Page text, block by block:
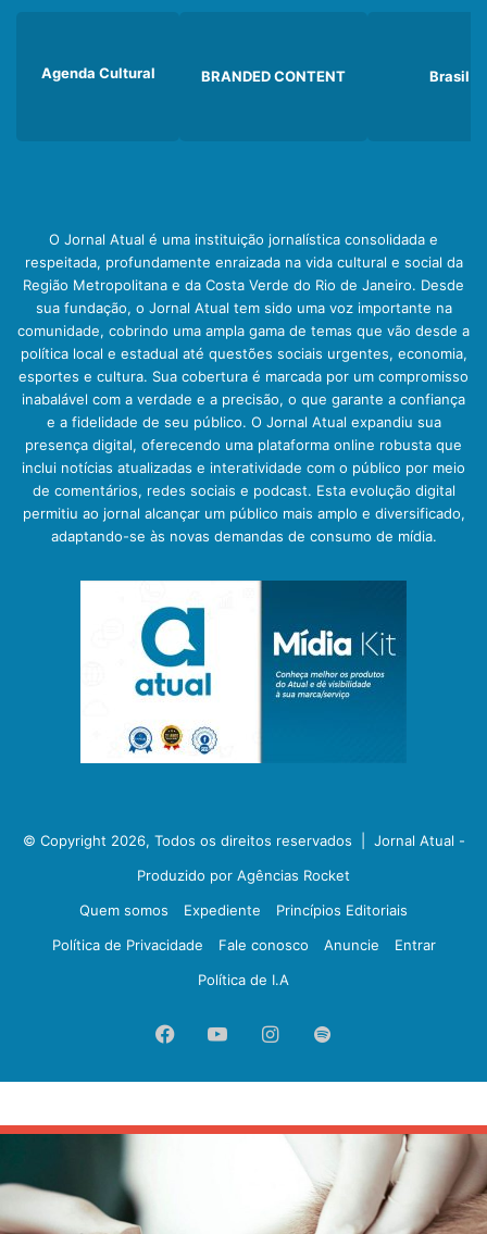
Agenda Cultural BRANDED CONTENT Brasil
O Jornal Atual é uma instituição jornalística consolidada e
respeitada, profundamente enraizada na vida cultural e social da
Região Metropolitana e da Costa Verde do Rio de Janeiro. Desde
sua fundação, o Jornal Atual tem sido uma voz importante na
comunidade, cobrindo uma ampla gama de temas que vão desde a
política local e estadual até questões sociais urgentes, economia,
esportes e cultura. Sua cobertura é marcada por um compromisso
inabalável com a verdade e a precisão, o que garante a confiança
e a fidelidade de seu público. O Jornal Atual expandiu sua
presença digital, oferecendo uma plataforma online robusta que
inclui notícias atualizadas e interatividade com o público por meio
de comentários, redes sociais e podcast. Esta evolução digital
permitiu ao jornal alcançar um público mais amplo e diversificado,
adaptando-se às novas demandas de consumo de mídia.
© Copyright 2026, Todos os direitos reservados | Jornal Atual -
Produzido por Agências Rocket
Quem somos
Expediente
Princípios Editoriais
Política de Privacidade
Fale conosco Anuncie
Entrar
Política de I.A
FacebookYouTubeInstagram
Spotify